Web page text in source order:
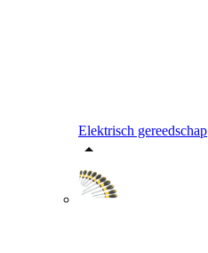
Elektrisch gereedschap